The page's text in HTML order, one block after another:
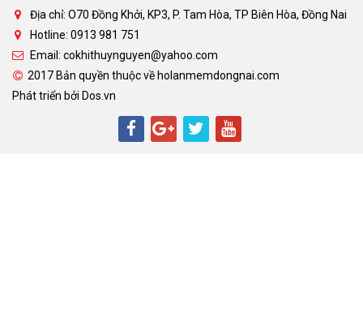
Địa chỉ: O70 Đồng Khởi, KP3, P. Tam Hòa, TP Biên Hòa, Đồng Nai
Hotline: 0913 981 751
Email: cokhithuynguyen@yahoo.com
2017 Bản quyền thuộc về holanmemdongnai.com
Phát triển bởi Dos.vn